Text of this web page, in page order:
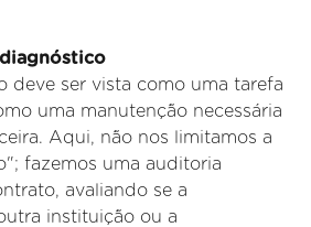
deve ser vista como uma tarefa
uma manutenção necessária
Aqui, não nos limitamos a
fazemos uma auditoria
avaliando se a
instituição ou a